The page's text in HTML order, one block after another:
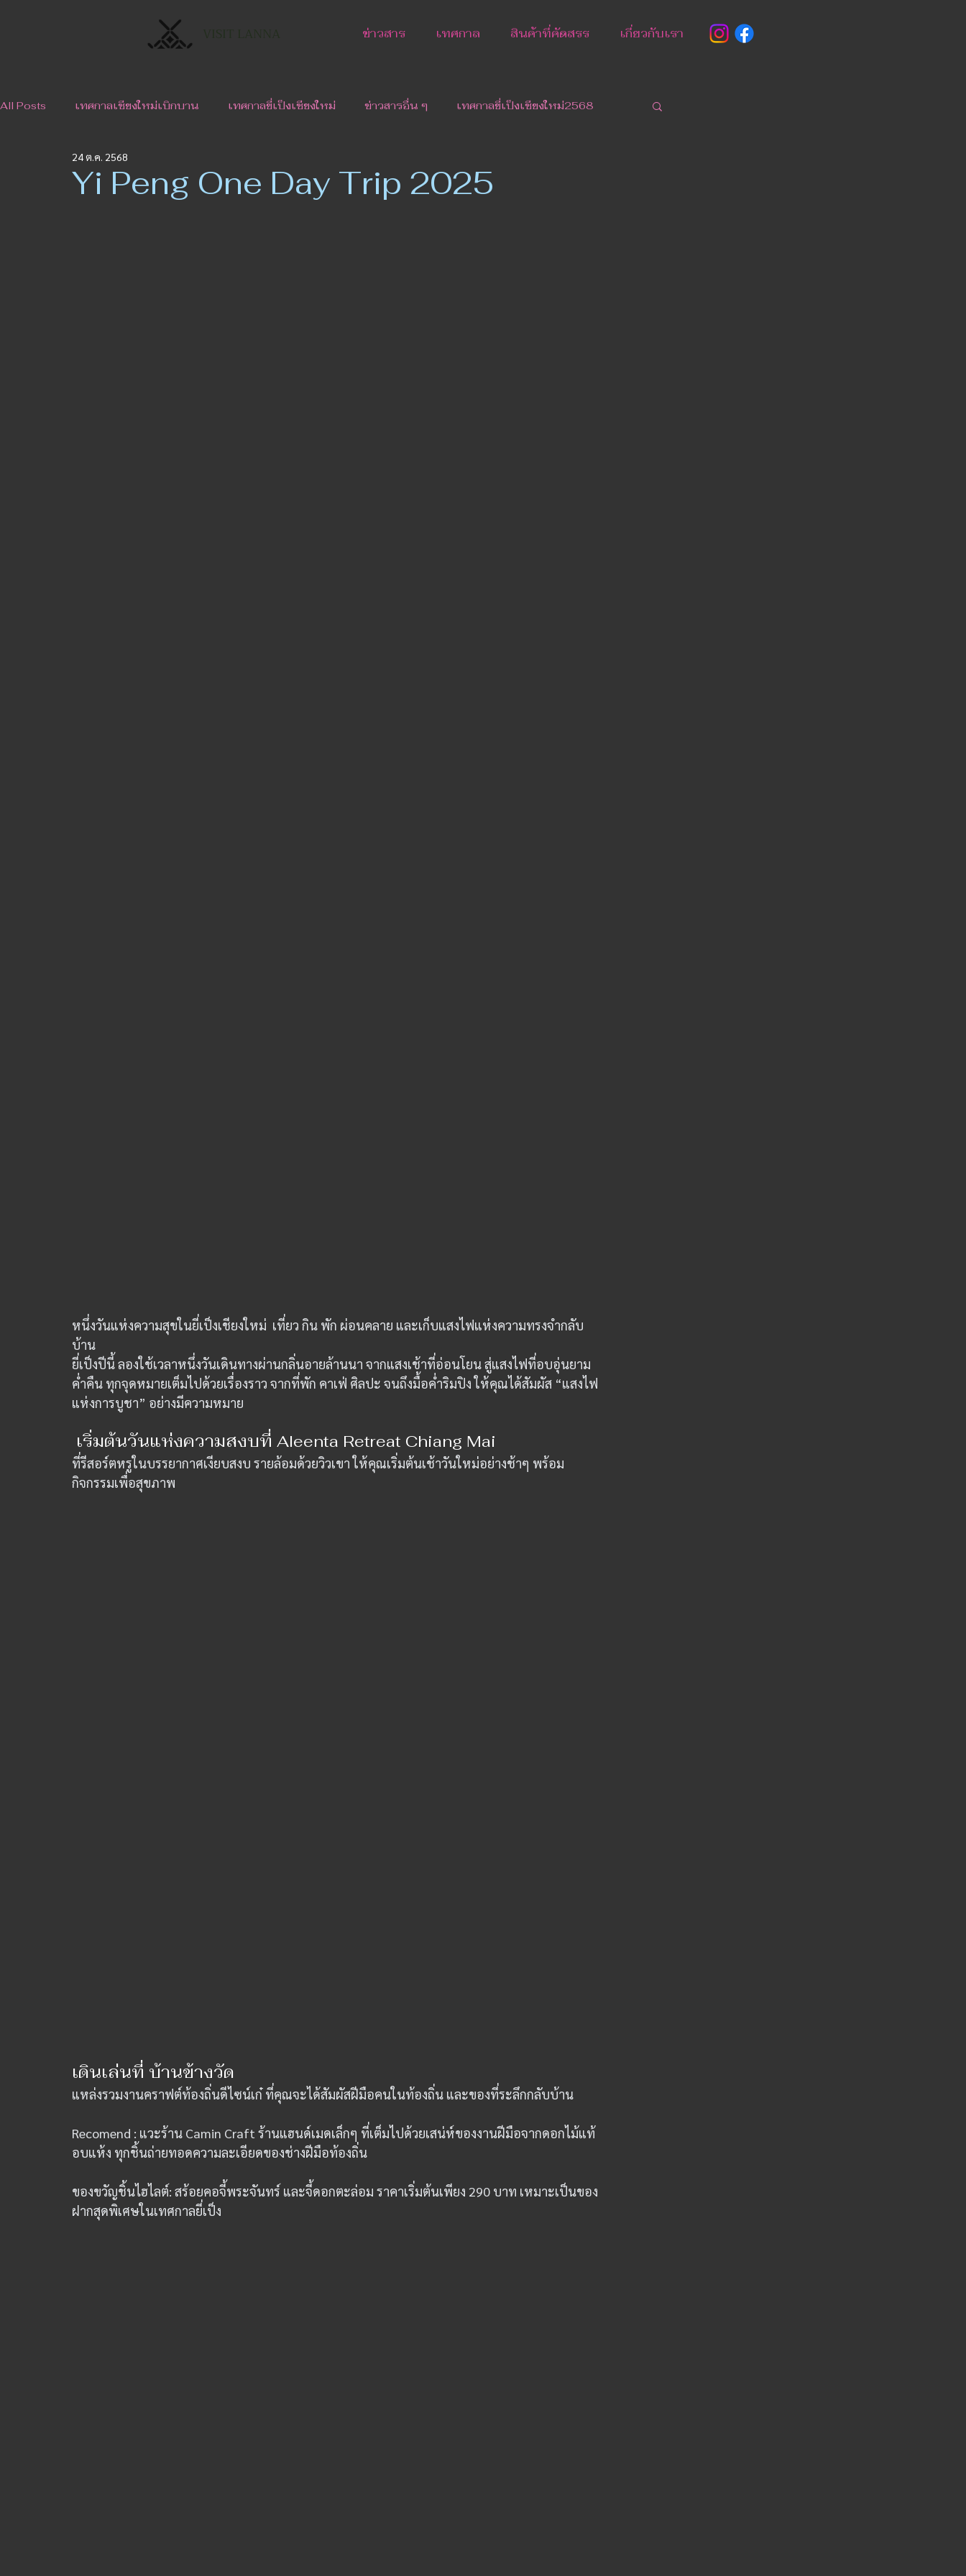
ข่าวสาร เทศกาล สินค้าที่คัดสรร เกี่ยวกับเรา
All Posts เทศกาลเชียงใหม่เบิกบาน เทศกาลยี่เป็งเชียงใหม่ ข่าวสารอื่น ๆ เทศกาลยี่เป็งเชียงใหม่2568
Yi Peng One Day Trip 2025
24 ต.ค. 2568
หนึ่งวันแห่งความสุขในยี่เป็งเชียงใหม่  เที่ยว กิน พัก ผ่อนคลาย และเก็บแสงไฟแห่งความทรงจำกลับ
บ้าน
ยี่เป็งปีนี้ ลองใช้เวลาหนึ่งวันเดินทางผ่านกลิ่นอายล้านนา จากแสงเช้าที่อ่อนโยน สู่แสงไฟที่อบอุ่นยาม
ค่ำคืน ทุกจุดหมายเต็มไปด้วยเรื่องราว จากที่พัก คาเฟ่ ศิลปะ จนถึงมื้อค่ำริมปิง ให้คุณได้สัมผัส “แสงไฟ
แห่งการบูชา” อย่างมีความหมาย
เริ่มต้นวันแห่งความสงบที่ Aleenta Retreat Chiang Mai
ที่รีสอร์ตหรูในบรรยากาศเงียบสงบ รายล้อมด้วยวิวเขา ให้คุณเริ่มต้นเช้าวันใหม่อย่างช้าๆ พร้อม
กิจกรรมเพื่อสุขภาพ
เดินเล่นที่ บ้านข้างวัด
แหล่งรวมงานคราฟต์ท้องถิ่นดีไซน์เก๋ ที่คุณจะได้สัมผัสฝีมือคนในท้องถิ่น และของที่ระลึกกลับบ้าน
Recomend : แวะร้าน Camin Craft ร้านแฮนด์เมดเล็กๆ ที่เต็มไปด้วยเสน่ห์ของงานฝีมือจากดอกไม้แท้
อบแห้ง ทุกชิ้นถ่ายทอดความละเอียดของช่างฝีมือท้องถิ่น
ของขวัญชิ้นไฮไลต์: สร้อยคอจี้พระจันทร์ และจี้ดอกตะล่อม ราคาเริ่มต้นเพียง 290 บาท เหมาะเป็นของ
ฝากสุดพิเศษในเทศกาลยี่เป็ง